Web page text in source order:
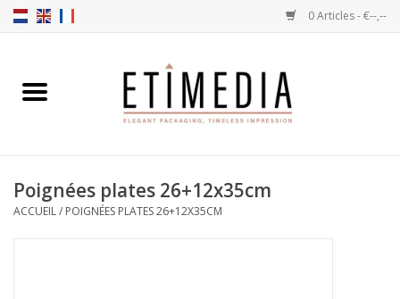
0 Articles - €--,--
Accueil
Transparantes
Poignées plates 26+12x35cm
ACCUEIL/ POIGNÉES PLATES 26+12X35CM